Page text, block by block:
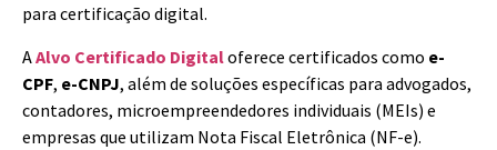
para certificação digital.
AAlvo Certificado Digitaloferece certificados como e-
CPF, e-CNPJ, além de soluções específicas para advogados,
contadores, microempreendedores individuais (MEIs) e
empresas que utilizam Nota Fiscal Eletrônica (NF-e).